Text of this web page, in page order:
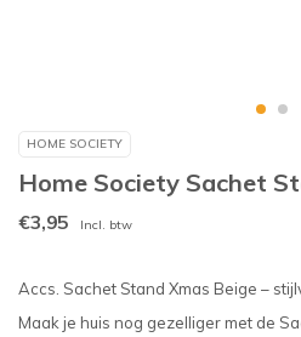
HOME SOCIETY
Home Society Sachet
€3,95 Incl. btw
Accs. Sachet Stand Xmas Beige –
Maak je huis nog gezelliger met de